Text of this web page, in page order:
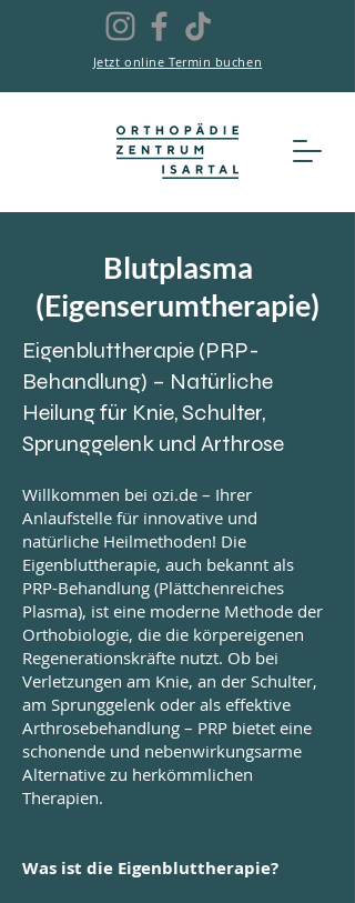
Jetzt online Termin buchen
Blutplasma
(Eigenserumtherapie)
Eigenbluttherapie (PRP-
Behandlung) – Natürliche
Heilung für Knie, Schulter,
Sprunggelenk und Arthrose
Willkommen bei ozi.de – Ihrer
Anlaufstelle für innovative und
natürliche Heilmethoden! Die
Eigenbluttherapie, auch bekannt als
PRP-Behandlung (Plättchenreiches
Plasma), ist eine moderne Methode der
Orthobiologie, die die körpereigenen
Regenerationskräfte nutzt. Ob bei
Verletzungen am Knie, an der Schulter,
am Sprunggelenk oder als effektive
Arthrosebehandlung – PRP bietet eine
schonende und nebenwirkungsarme
Alternative zu herkömmlichen
Therapien.
Was ist die Eigenbluttherapie?